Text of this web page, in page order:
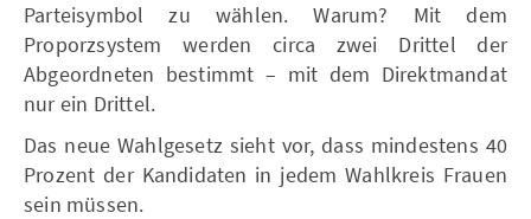
Parteisymbol zu wählen. Warum? Mit dem
Proporzsystem werden circa zwei Drittel der
Abgeordneten bestimmt – mit dem Direktmandat
nur ein Drittel.
Das neue Wahlgesetz sieht vor, dass mindestens 40
Prozent der Kandidaten in jedem Wahlkreis Frauen
sein müssen.